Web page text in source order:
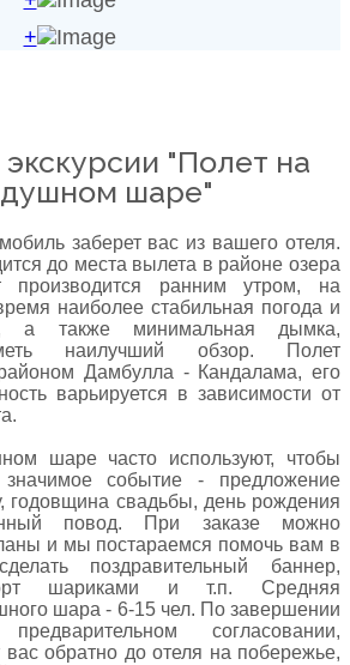
+
"Полет на
шаре"
заберет вас из вашего отеля.
до места вылета в районе озера
производится ранним утром, на
наиболее стабильная погода и
а также минимальная дымка,
наилучший обзор. Полет
Дамбулла - Кандалама, его
варьируется в зависимости от
шаре часто используют, чтобы
значимое событие - предложение
годовщина свадьбы, день рождения
повод. При заказе можно
и мы постараемся помочь вам в
поздравительный баннер,
шариками и т.п. Средняя
шара - 6-15 чел. По завершении
согласовании,
вас обратно до отеля на побережье,